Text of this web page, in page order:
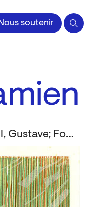
soutenir
Marchoul, Gustave; Foulon, Roger